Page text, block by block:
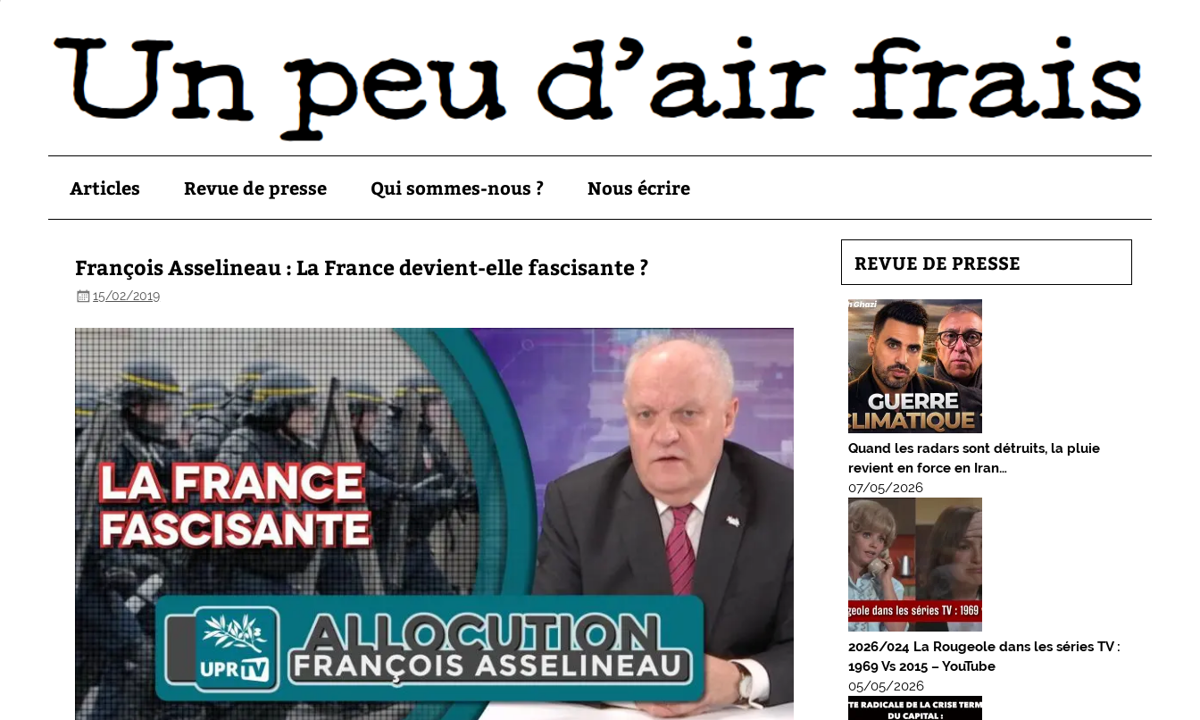
Articles Revue de presse Qui sommes-nous ? Nous écrire
François Asselineau : La France devient-elle fascisante ?
15/02/2019
REVUE DE PRESSE
Quand les radars sont détruits, la pluie
revient en force en Iran…
07/05/2026
2026/024 La Rougeole dans les séries TV :
1969 Vs 2015 – YouTube
05/05/2026